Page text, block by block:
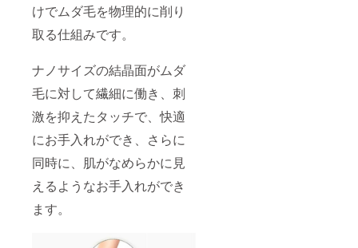
けでムダ毛を物理的に削り
取る仕組みです。
ナノサイズの結晶面がムダ
毛に対して繊細に働き、刺
激を抑えたタッチで、快適
にお手入れができ、さらに
同時に、肌がなめらかに見
えるようなお手入れができ
ます。